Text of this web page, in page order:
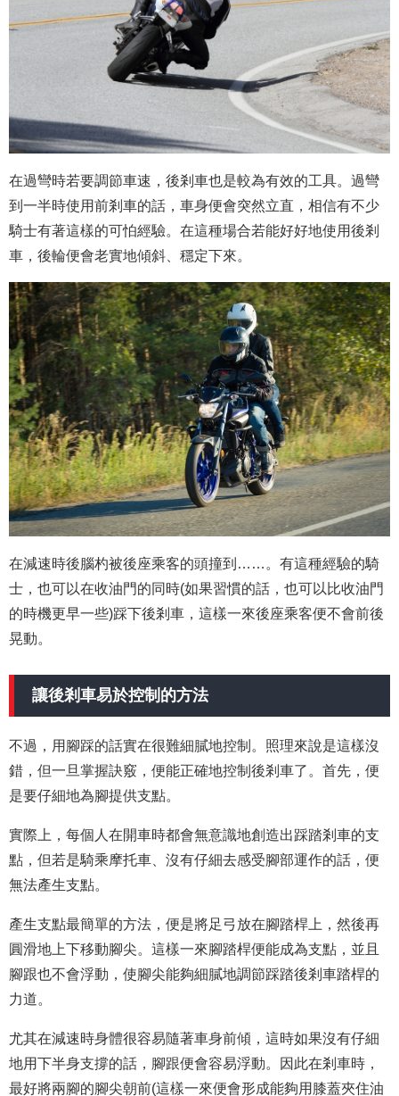
在過彎時若要調節車速，後剎車也是較為有效的工具。過彎
到一半時使用前剎車的話，車身便會突然立直，相信有不少
騎士有著這樣的可怕經驗。在這種場合若能好好地使用後剎
車，後輪便會老實地傾斜、穩定下來。
在減速時後腦杓被後座乘客的頭撞到……。有這種經驗的騎
士，也可以在收油門的同時(如果習慣的話，也可以比收油門
的時機更早一些)踩下後剎車，這樣一來後座乘客便不會前後
晃動。
讓後剎車易於控制的方法
不過，用腳踩的話實在很難細膩地控制。照理來說是這樣沒
錯，但一旦掌握訣竅，便能正確地控制後剎車了。首先，便
是要仔細地為腳提供支點。
實際上，每個人在開車時都會無意識地創造出踩踏剎車的支
點，但若是騎乘摩托車、沒有仔細去感受腳部運作的話，便
無法產生支點。
產生支點最簡單的方法，便是將足弓放在腳踏桿上，然後再
圓滑地上下移動腳尖。這樣一來腳踏桿便能成為支點，並且
腳跟也不會浮動，使腳尖能夠細膩地調節踩踏後剎車踏桿的
力道。
尤其在減速時身體很容易隨著車身前傾，這時如果沒有仔細
地用下半身支撐的話，腳跟便會容易浮動。因此在剎車時，
最好將兩腳的腳尖朝前(這樣一來便會形成能夠用膝蓋夾住油